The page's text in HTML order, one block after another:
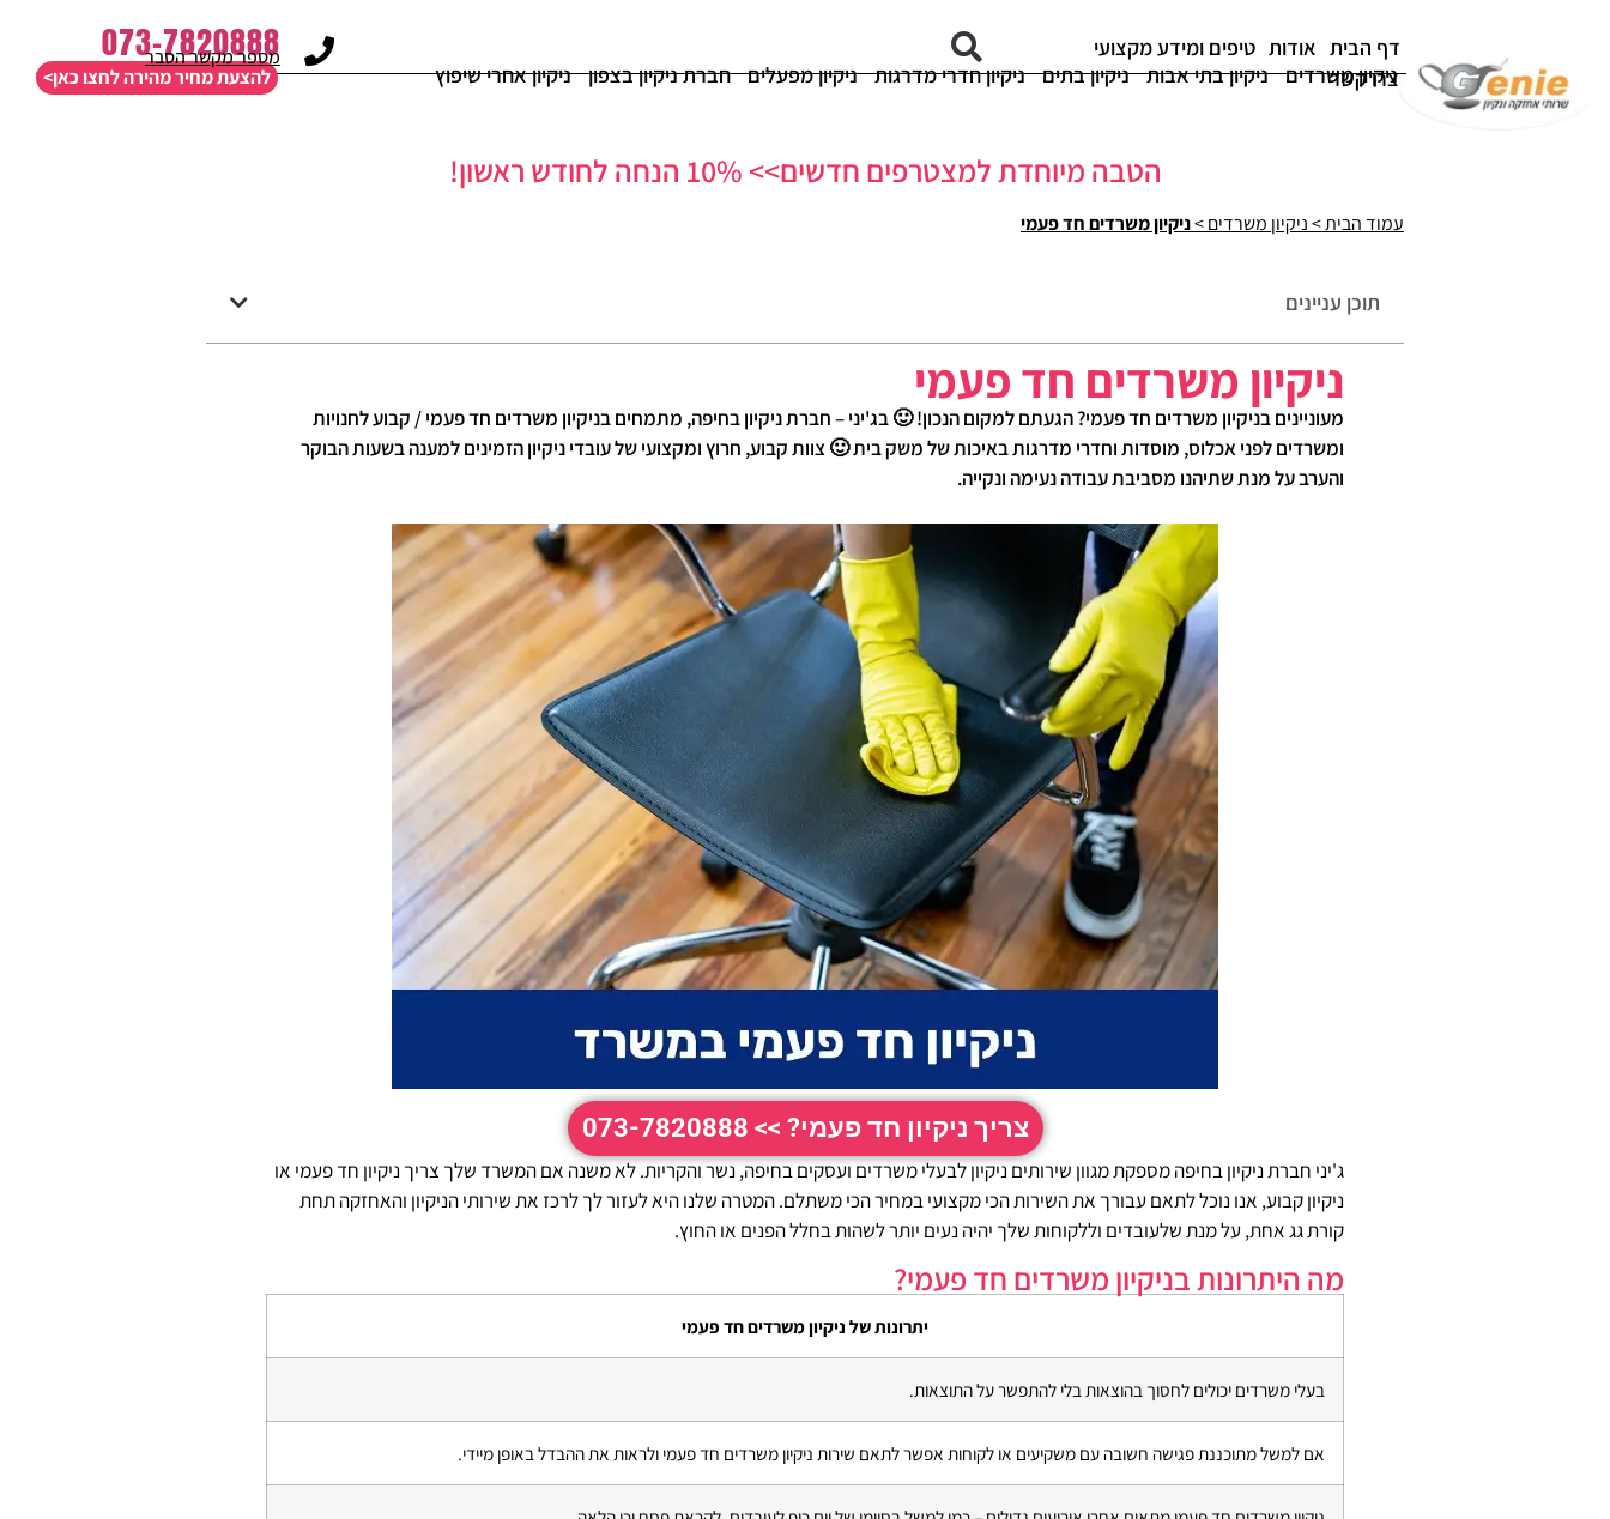
דף הבית אודות טיפים ומידע מקצועי
צרו קשר
073-7820888
מספר מקשר הסבר
ניקיון משרדים ניקיון בתי אבות ניקיון בתים ניקיון חדרי מדרגות ניקיון מפעלים חברת ניקיון בצפון ניקיון אחרי שיפוץ להצעת מחיר מהירה לחצו כאן>
הטבה מיוחדת למצטרפים חדשים>> 10% הנחה לחודש ראשון!
עמוד הבית>ניקיון משרדים>ניקיון משרדים חד פעמי
תוכן עניינים
ניקיון משרדים חד פעמי
מעוניינים בניקיון משרדים חד פעמי? הגעתם למקום הנכון! 🙂 בג'יני – חברת ניקיון בחיפה, מתמחים בניקיון משרדים חד פעמי / קבוע לחנויות
ומשרדים לפני אכלוס, מוסדות וחדרי מדרגות באיכות של משק בית 🙂 צוות קבוע, חרוץ ומקצועי של עובדי ניקיון הזמינים למענה בשעות הבוקר
והערב על מנת שתיהנו מסביבת עבודה נעימה ונקייה.
צריך ניקיון חד פעמי? >> 073-7820888
ג'יני חברת ניקיון בחיפה מספקת מגוון שירותים ניקיון לבעלי משרדים ועסקים בחיפה, נשר והקריות. לא משנה אם המשרד שלך צריך ניקיון חד פעמי או
ניקיון קבוע, אנו נוכל לתאם עבורך את השירות הכי מקצועי במחיר הכי משתלם. המטרה שלנו היא לעזור לך לרכז את שירותי הניקיון והאחזקה תחת
קורת גג אחת, על מנת שלעובדים וללקוחות שלך יהיה נעים יותר לשהות בחלל הפנים או החוץ.
מה היתרונות בניקיון משרדים חד פעמי?
יתרונות של ניקיון משרדים חד פעמי
בעלי משרדים יכולים לחסוך בהוצאות בלי להתפשר על התוצאות.
אם למשל מתוכננת פגישה חשובה עם משקיעים או לקוחות אפשר לתאם שירות ניקיון משרדים חד פעמי ולראות את ההבדל באופן מיידי.